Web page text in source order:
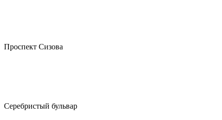
Проспект Сизова
Серебристый бульвар